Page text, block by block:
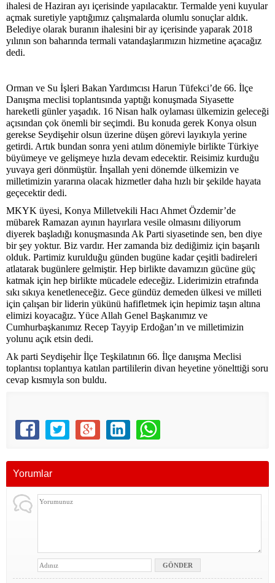
ihalesi de Haziran ayı içerisinde yapılacaktır. Termalde yeni kuyular
açmak suretiyle yaptığımız çalışmalarda olumlu sonuçlar aldık.
Belediye olarak buranın ihalesini bir ay içerisinde yaparak 2018
yılının son baharında termali vatandaşlarımızın hizmetine açacağız
dedi.
Orman ve Su İşleri Bakan Yardımcısı Harun Tüfekci’de 66. İlçe
Danışma meclisi toplantısında yaptığı konuşmada Siyasette
hareketli günler yaşadık. 16 Nisan halk oylaması ülkemizin geleceği
açısından çok önemli bir seçimdi. Bu konuda gerek Konya olsun
gerekse Seydişehir olsun üzerine düşen görevi layıkıyla yerine
getirdi. Artık bundan sonra yeni atılım dönemiyle birlikte Türkiye
büyümeye ve gelişmeye hızla devam edecektir. Reisimiz kurduğu
yuvaya geri dönmüştür. İnşallah yeni dönemde ülkemizin ve
milletimizin yararına olacak hizmetler daha hızlı bir şekilde hayata
geçecektir dedi.
MKYK üyesi, Konya Milletvekili Hacı Ahmet Özdemir’de
mübarek Ramazan ayının hayırlara vesile olmasını diliyorum
diyerek başladığı konuşmasında Ak Parti siyasetinde sen, ben diye
bir şey yoktur. Biz vardır. Her zamanda biz dediğimiz için başarılı
olduk. Partimiz kurulduğu günden bugüne kadar çeşitli badireleri
atlatarak bugünlere gelmiştir. Hep birlikte davamızın gücüne güç
katmak için hep birlikte mücadele edeceğiz. Liderimizin etrafında
sıkı sıkıya kenetleneceğiz. Gece gündüz demeden ülkesi ve milleti
için çalışan bir liderin yükünü hafifletmek için hepimiz taşın altına
elimizi koyacağız. Yüce Allah Genel Başkanımız ve
Cumhurbaşkanımız Recep Tayyip Erdoğan’ın ve milletimizin
yolunu açık etsin dedi.
Ak parti Seydişehir İlçe Teşkilatının 66. İlçe danışma Meclisi
toplantısı toplantıya katılan partililerin divan heyetine yönelttiği soru
cevap kısmıyla son buldu.
Yorumlar